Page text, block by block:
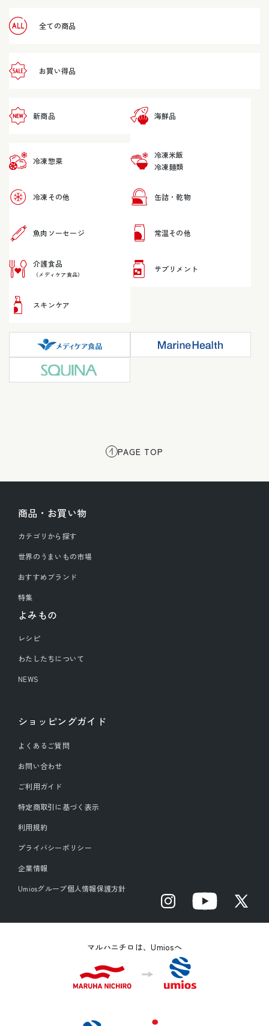
全ての商品
お買い得品
新商品 海鮮品
冷凍惣菜
冷凍米飯
冷凍麺類
冷凍その他 缶詰・乾物
魚肉ソーセージ 常温その他
介護食品
（メディケア食品）
サプリメント
スキンケア
PAGE TOP
商品・お買い物
カテゴリから探す
世界のうまいもの市場
おすすめブランド
特集
よみもの
レシピ
わたしたちについて
NEWS
ショッピングガイド
よくあるご質問
お問い合わせ
ご利用ガイド
特定商取引に基づく表示
利用規約
プライバシーポリシー
企業情報
Umiosグループ個人情報保護方針
InstagramYouTube
X
(Twitter)
マルハニチロは、Umiosへ